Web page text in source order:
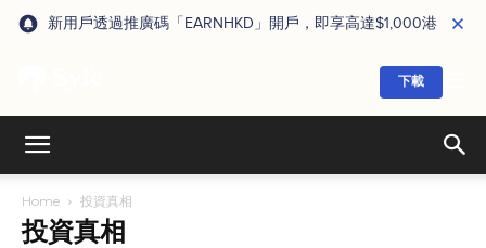
新用戶透過推廣碼「EARNHKD」開戶，即享高達$1,000港元獎賞
下載
Home 投資真相
投資真相